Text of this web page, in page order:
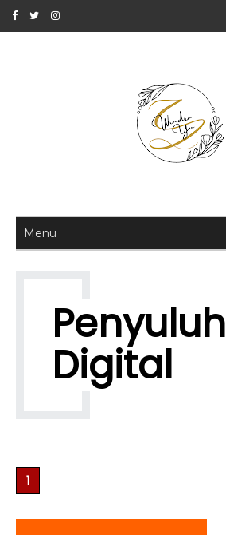
Penyuluh
Digital
1